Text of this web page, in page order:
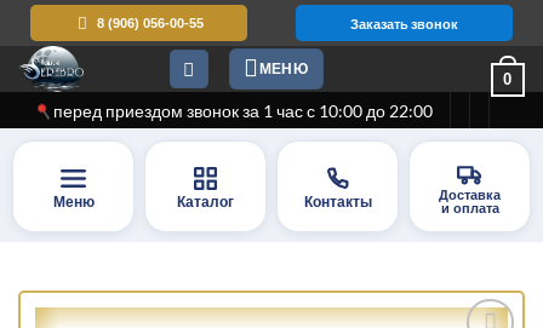
Skip
content
8 (906) 056-00-55 Заказать звонок
МЕНЮ
0
перед приездом звонок за 1 час с 10:00 до 22:00
Меню Каталог Контакты
Доставка
и оплата